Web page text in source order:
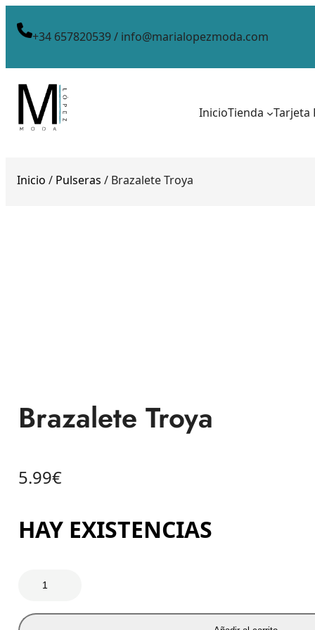
+34 657820539 / info@marialopezmoda.com
InicioTienda Tarjeta
Inicio / Pulseras / Brazalete Troya
Brazalete Troya
5.99€
HAY EXISTENCIAS